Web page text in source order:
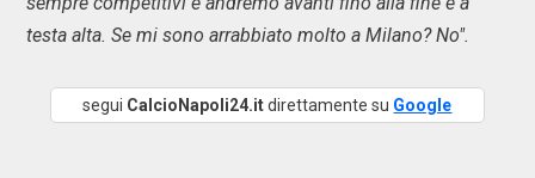
testa alta. Se mi sono arrabbiato molto a Milano? No".
segui CalcioNapoli24.itdirettamente su Google